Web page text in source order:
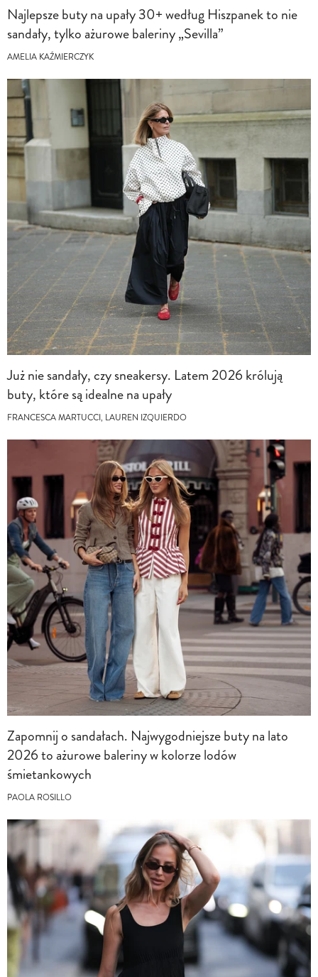
Najlepsze buty na upały 30+ według Hiszpanek to nie
sandały, tylko ażurowe baleriny „Sevilla”
AMELIA KAŹMIERCZYK
Już nie sandały, czy sneakersy. Latem 2026 królują
buty, które są idealne na upały
FRANCESCA MARTUCCI, LAUREN IZQUIERDO
Zapomnij o sandałach. Najwygodniejsze buty na lato
2026 to ażurowe baleriny w kolorze lodów
śmietankowych
PAOLA ROSILLO